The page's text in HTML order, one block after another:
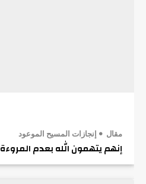
مقال إنجازات المسيح الموعود
إنهم يتهمون الله بعدم المروءة